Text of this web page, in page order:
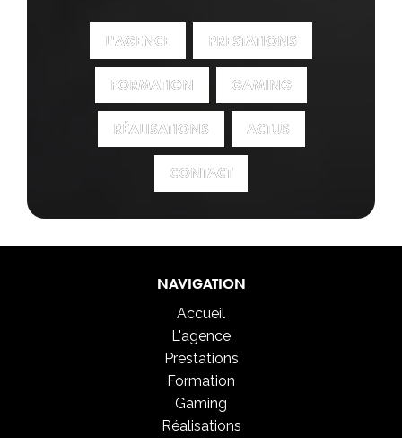
L'AGENCE
L'AGENCE PRESTATIONS
PRESTATIONS
FORMATION
FORMATION GAMING
GAMING
RÉALISATIONS
RÉALISATIONS ACTUS
ACTUS
CONTACT
CONTACT
NAVIGATION
Accueil
L'agence
Prestations
Formation
Gaming
Réalisations